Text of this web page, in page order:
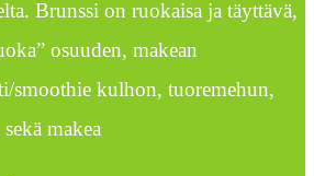
Brunssi on ruokaisa ja täyttävä,
osuuden, makean
smoothie kulhon, tuoremehun,
makea